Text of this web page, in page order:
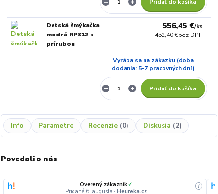
Pridať do košíka
Detská šmýkačka
modrá RP312 s
prírubou
556,45 €/ks
452,40 €bez DPH
Vyrába sa na zákazku (doba
dodania: 5-7 pracovných dní)
Pridať do košíka
Info Parametre Recenzie 0 Diskusia 2
Povedali o nás
Overený zákazník ✓
Pridané 6. augusta · Heureka.cz
i